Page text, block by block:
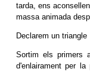
tarda, ens
massa animada
Declarem un
Sortim els primers
d'enlairament per